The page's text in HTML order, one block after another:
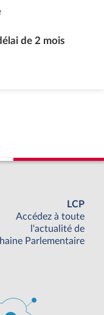
de 2 mois
LCP
Accédez à toute
l'actualité de
Parlementaire